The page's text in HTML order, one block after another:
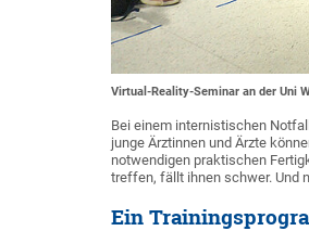
Virtual-Reality-Seminar an der Uni
Bei einem internistischen
junge Ärztinnen und Ärzte
notwendigen praktischen
treffen, fällt ihnen schwer. Und
Ein